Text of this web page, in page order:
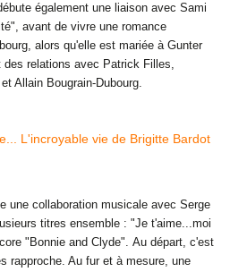
également une liaison avec Sami
avant de vivre une romance
alors qu'elle est mariée à Gunter
relations avec Patrick Filles,
Allain Bougrain-Dubourg.
une collaboration musicale avec Serge
titres ensemble : "Je t'aime...moi
"Bonnie and Clyde". Au départ, c'est
rapproche. Au fur et à mesure, une